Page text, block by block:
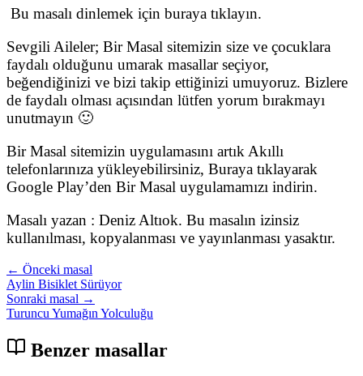
Bu masalı dinlemek için buraya tıklayın.
Sevgili Aileler; Bir Masal sitemizin size ve çocuklara
faydalı olduğunu umarak masallar seçiyor,
beğendiğinizi ve bizi takip ettiğinizi umuyoruz. Bizlere
de faydalı olması açısından lütfen yorum bırakmayı
unutmayın 🙂
Bir Masal sitemizin uygulamasını artık Akıllı
telefonlarınıza yükleyebilirsiniz, Buraya tıklayarak
Google Play’den Bir Masal uygulamamızı indirin.
Masalı yazan : Deniz Altıok. Bu masalın izinsiz
kullanılması, kopyalanması ve yayınlanması yasaktır.
← Önceki masal
Aylin Bisiklet Sürüyor
Sonraki masal →
Turuncu Yumağın Yolculuğu
Benzer masallar